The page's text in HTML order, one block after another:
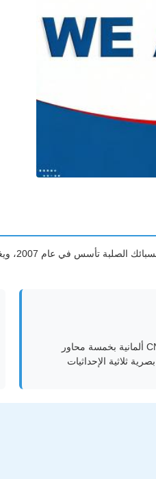
أكثر من 430 آلة طحن أدوات CNC ألمانية بخمسة محاور
ثلاثية الإحداثيات